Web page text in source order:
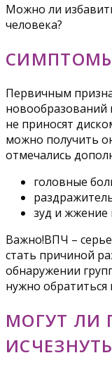
Можно ли
человека?
Первичным
новообразований
не приносят
можно получить
отмечались
головные
зуд и жжение
Важно!ВПЧ –
стать причиной
обнаружении
нужно обратиться
МОГУТ ЛИ